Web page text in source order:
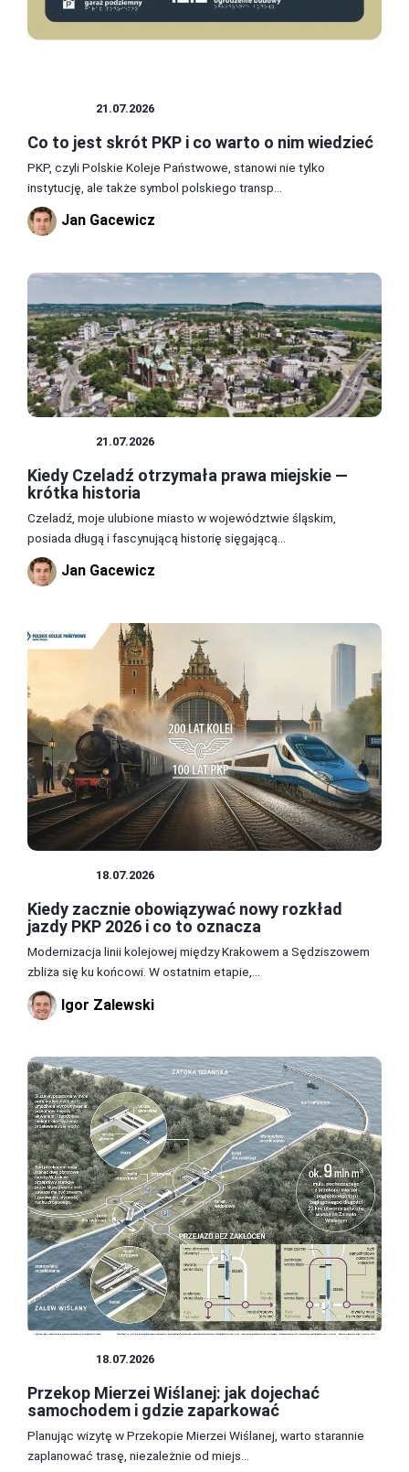
21.07.2026
Co to jest skrót PKP i co warto o nim wiedzieć
PKP, czyli Polskie Koleje Państwowe, stanowi nie tylko
instytucję, ale także symbol polskiego transp...
Jan Gacewicz
21.07.2026
Kiedy Czeladź otrzymała prawa miejskie —
krótka historia
Czeladź, moje ulubione miasto w województwie śląskim,
posiada długą i fascynującą historię sięgającą...
Jan Gacewicz
18.07.2026
Kiedy zacznie obowiązywać nowy rozkład
jazdy PKP 2026 i co to oznacza
Modernizacja linii kolejowej między Krakowem a Sędziszowem
zbliża się ku końcowi. W ostatnim etapie,...
Igor Zalewski
18.07.2026
Przekop Mierzei Wiślanej: jak dojechać
samochodem i gdzie zaparkować
Planując wizytę w Przekopie Mierzei Wiślanej, warto starannie
zaplanować trasę, niezależnie od miejs...